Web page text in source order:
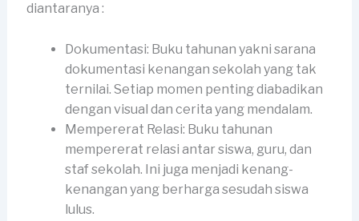
diantaranya :
Dokumentasi: Buku tahunan yakni sarana
dokumentasi kenangan sekolah yang tak
ternilai. Setiap momen penting diabadikan
dengan visual dan cerita yang mendalam.
Mempererat Relasi: Buku tahunan
mempererat relasi antar siswa, guru, dan
staf sekolah. Ini juga menjadi kenang-
kenangan yang berharga sesudah siswa
lulus.